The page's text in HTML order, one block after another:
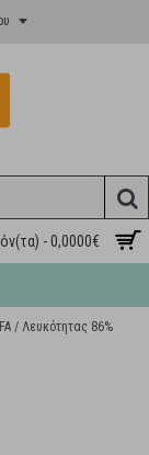
- 0,0000€
/ Λευκότητας 86%